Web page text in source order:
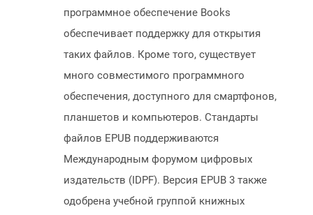
программное обеспечение Books
обеспечивает поддержку для открытия
таких файлов. Кроме того, существует
много совместимого программного
обеспечения, доступного для смартфонов,
планшетов и компьютеров. Стандарты
файлов EPUB поддерживаются
Международным форумом цифровых
издательств (IDPF). Версия EPUB 3 также
одобрена учебной группой книжных